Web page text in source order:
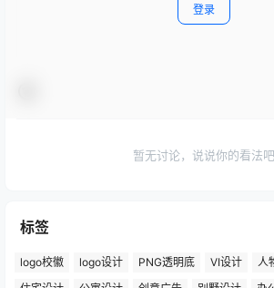
登录
暂无讨论，说说你的看法吧
标签
logo校徽 logo设计 PNG透明底 VI设计 人